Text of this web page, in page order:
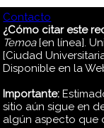
Contacto
¿Cómo citar este
Temoa[en línea].
[Ciudad
Disponible en la
Importante:
sitio aún sigue en
algún aspecto que